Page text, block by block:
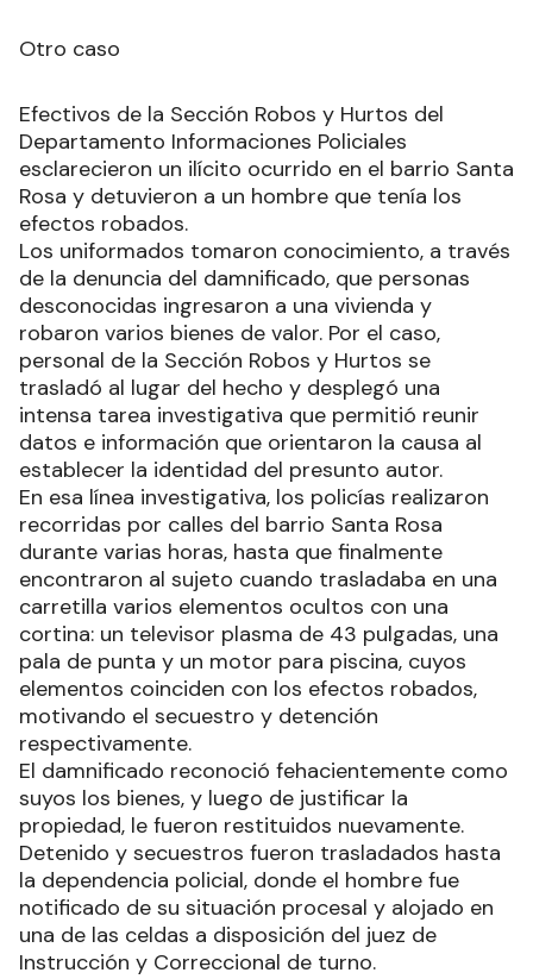
Otro caso
Efectivos de la Sección Robos y Hurtos del
Departamento Informaciones Policiales
esclarecieron un ilícito ocurrido en el barrio Santa
Rosa y detuvieron a un hombre que tenía los
efectos robados.
Los uniformados tomaron conocimiento, a través
de la denuncia del damnificado, que personas
desconocidas ingresaron a una vivienda y
robaron varios bienes de valor. Por el caso,
personal de la Sección Robos y Hurtos se
trasladó al lugar del hecho y desplegó una
intensa tarea investigativa que permitió reunir
datos e información que orientaron la causa al
establecer la identidad del presunto autor.
En esa línea investigativa, los policías realizaron
recorridas por calles del barrio Santa Rosa
durante varias horas, hasta que finalmente
encontraron al sujeto cuando trasladaba en una
carretilla varios elementos ocultos con una
cortina: un televisor plasma de 43 pulgadas, una
pala de punta y un motor para piscina, cuyos
elementos coinciden con los efectos robados,
motivando el secuestro y detención
respectivamente.
El damnificado reconoció fehacientemente como
suyos los bienes, y luego de justificar la
propiedad, le fueron restituidos nuevamente.
Detenido y secuestros fueron trasladados hasta
la dependencia policial, donde el hombre fue
notificado de su situación procesal y alojado en
una de las celdas a disposición del juez de
Instrucción y Correccional de turno.